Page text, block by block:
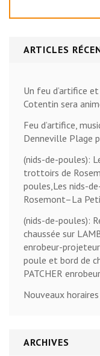
ARTICLES
Un feu d’artifice
Cotentin sera
Feu d’artifice,
Denneville Plage
(nids-de-poules):
trottoirs de
poules,Les nids-
Rosemont–La
(nids-de-poules):
chaussée sur
enrobeur-
poule et bord de
PATCHER
Nouveaux
ARCHIVES